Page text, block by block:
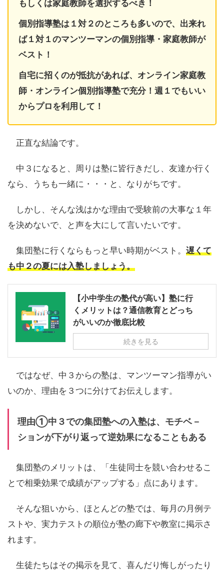
もしくは家庭教師を選択するべき！
個別指導塾は１対２のところも多いので、出来れ
ば１対１のマンツーマンの個別指導・家庭教師が
ベスト！
自宅に招くのが抵抗があれば、オンライン家庭教
師・オンライン個別指導塾で充分！週１でもいい
からプロを利用して！
正直な結論です。
中３になると、周りは塾に皆行きだし、友達か行く
なら、うちも一緒に・・・と、なりがちです。
しかし、そんな浅はかな理由で受験前の大事な１年
を決めないで、と声を大にして言いたいです。
集団塾に行くならもっと早い時期がベスト。 遅くて
も中２の夏には入塾しましょう。
【小中学生の塾代が高い】塾に行
くメリットは？通信教育とどっち
がいいのか徹底比較
続きを見る
ではなぜ、中３からの塾は、マンツーマン指導がい
いのか、理由を３つに分けてお伝えします。
理由①中３での集団塾への入塾は、モチベ－
ションが下がり返って逆効果になることもある
集団塾のメリットは、「生徒同士を競い合わせるこ
とで相乗効果で成績がアップする」点にあります。
そんな狙いから、ほとんどの塾では、毎月の月例テ
ストや、実力テストの順位が塾の廊下や教室に掲示さ
れます。
生徒たちはその掲示を見て、喜んだり悔しがったり